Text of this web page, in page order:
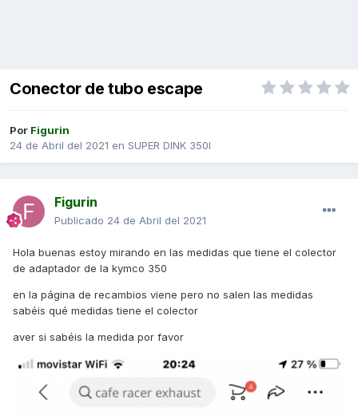
Conector de tubo escape
Por Figurin
24 de Abril del 2021 en SUPER DINK 350I
Figurin
Publicado 24 de Abril del 2021
Hola buenas estoy mirando en las medidas que tiene el colector
de adaptador de la kymco 350
en la página de recambios viene pero no salen las medidas
sabéis qué medidas tiene el colector
aver si sabéis la medida por favor